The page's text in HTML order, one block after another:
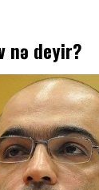
nə deyir?